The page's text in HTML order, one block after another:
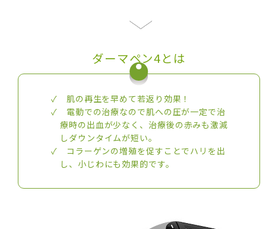
ダーマペン4とは
✓ 肌の再生を早めて若返り効果！
✓ 電動での治療なので肌への圧が一定で治
療時の出血が少なく、治療後の赤みも激減
しダウンタイムが短い。
✓ コラーゲンの増殖を促すことでハリを出
し、小じわにも効果的です。